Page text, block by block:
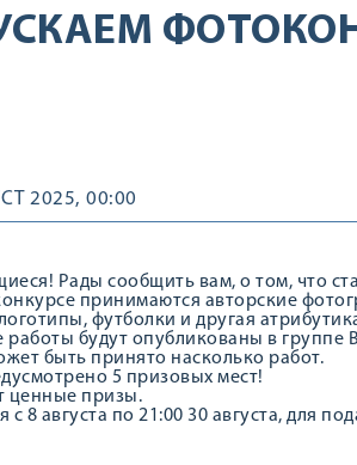
2025, 00:00
Рады сообщить вам, о том, что
принимаются авторские
футболки и другая
будут опубликованы в группе
быть принято насколько работ.
5 призовых мест!
ценные призы.
8 августа по 21:00 30 августа, для